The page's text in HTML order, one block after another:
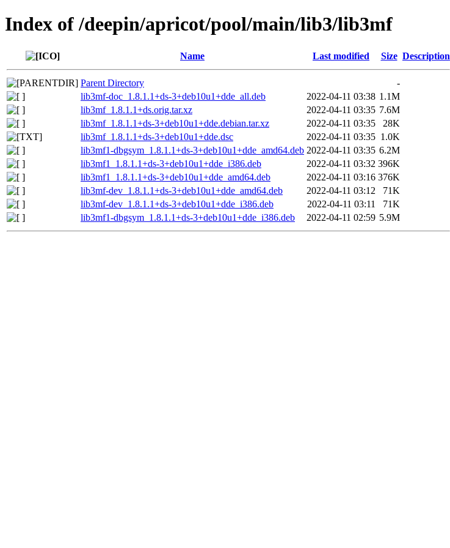
Index of /deepin/apricot/pool/main/lib3/lib3mf
Name Last modified Size Description
Parent Directory
-
lib3mf-doc_1.8.1.1+ds-3+deb10u1+dde_all.deb
2022-04-11 03:38 1.1M
lib3mf_1.8.1.1+ds.orig.tar.xz
2022-04-11 03:35 7.6M
lib3mf_1.8.1.1+ds-3+deb10u1+dde.debian.tar.xz
2022-04-11 03:35
28K
lib3mf_1.8.1.1+ds-3+deb10u1+dde.dsc
2022-04-11 03:35 1.0K
lib3mf1-dbgsym_1.8.1.1+ds-3+deb10u1+dde_amd64.deb 2022-04-11 03:35 6.2M
lib3mf1_1.8.1.1+ds-3+deb10u1+dde_i386.deb
2022-04-11 03:32 396K
lib3mf1_1.8.1.1+ds-3+deb10u1+dde_amd64.deb
2022-04-11 03:16 376K
lib3mf-dev_1.8.1.1+ds-3+deb10u1+dde_amd64.deb
2022-04-11 03:12
71K
lib3mf-dev_1.8.1.1+ds-3+deb10u1+dde_i386.deb
2022-04-11 03:11
71K
lib3mf1-dbgsym_1.8.1.1+ds-3+deb10u1+dde_i386.deb
2022-04-11 02:59 5.9M